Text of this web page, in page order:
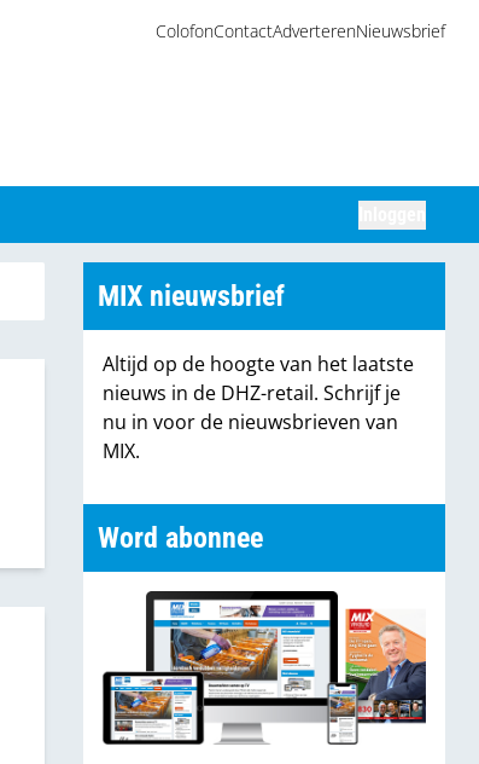
ColofonContactAdverterenNieuwsbrief
MIX nieuwsbrief
Altijd op de hoogte van het laatste
nieuws in de DHZ-retail. Schrijf je
nu in voor de nieuwsbrieven van
MIX.
Word abonnee